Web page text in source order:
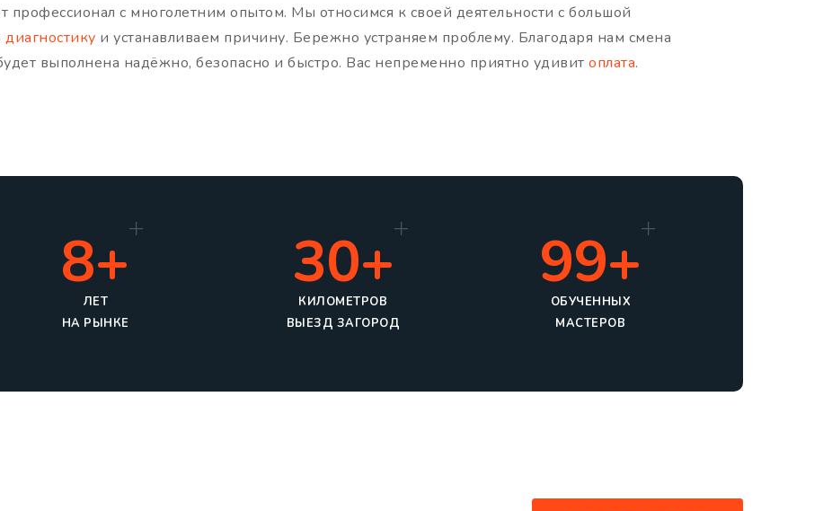
профессионал с многолетним опытом. Мы относимся к своей деятельности с большой
диагностику и устанавливаем причину. Бережно устраняем проблему. Благодаря нам смена
выполнена надёжно, безопасно и быстро. Вас непременно приятно удивит оплата.
8+
ЛЕТ
НА РЫНКЕ
30+
КИЛОМЕТРОВ
ВЫЕЗД ЗАГОРОД
99+
ОБУЧЕННЫХ
МАСТЕРОВ